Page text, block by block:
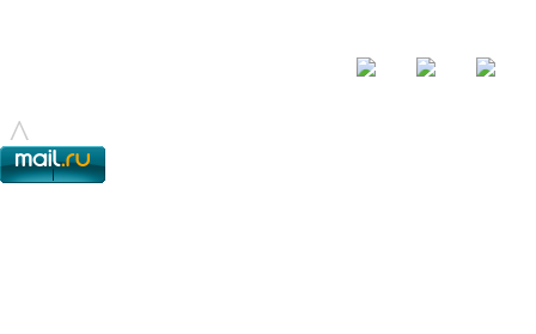
© - 2015-2017 - helix.su - все для вашего сайта |
^